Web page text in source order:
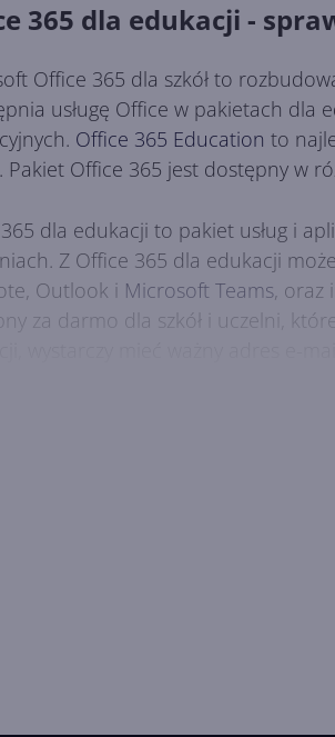
365 dla edukacji -
Office 365 dla szkół to
usługę Office w pakietach dla
Office 365 Education to
Pakiet Office 365 jest dostępny w
dla edukacji to pakiet usług i
Z Office 365 dla edukacji
Outlook i Microsoft Teams, oraz
za darmo dla szkół i uczelni,
wystarczy mieć ważny adres e-